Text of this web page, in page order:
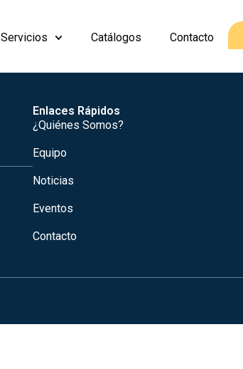
Servicios Catálogos Contacto
Enlaces Rápidos
¿Quiénes Somos?
Equipo
Noticias
Eventos
Contacto